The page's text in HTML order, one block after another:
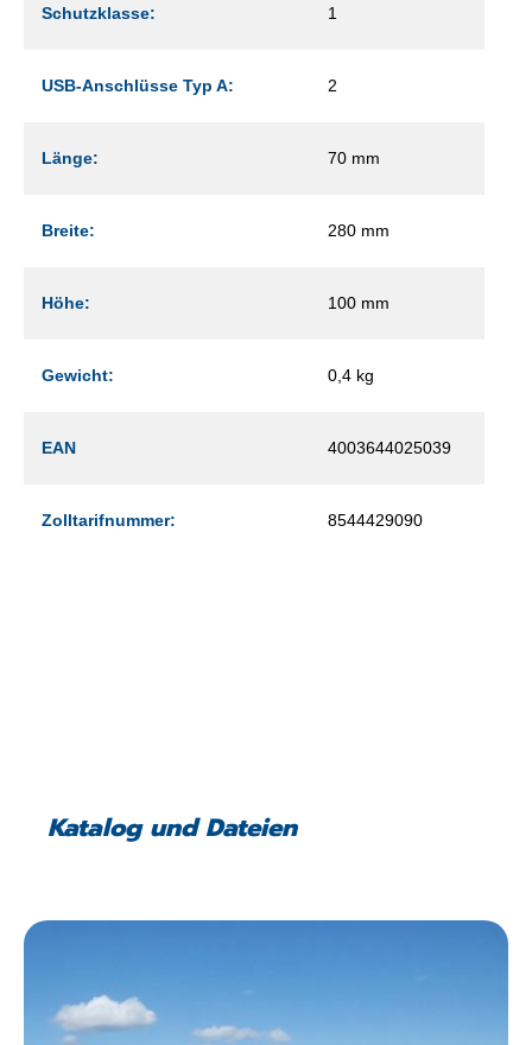
Schutzklasse: 1
USB-Anschlüsse Typ A: 2
Länge: 70 mm
Breite: 280 mm
Höhe: 100 mm
Gewicht: 0,4 kg
EAN 4003644025039
Zolltarifnummer: 8544429090
Katalog und Dateien